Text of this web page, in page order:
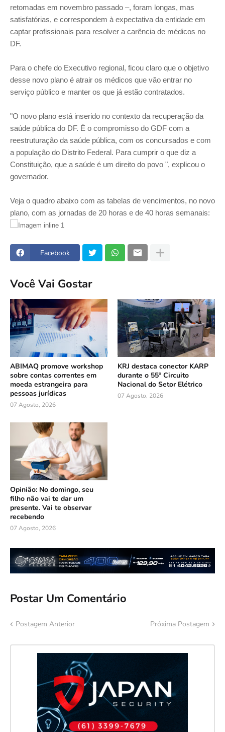
retomadas em novembro passado –, foram longas, mas
satisfatórias, e correspondem à expectativa da entidade em
captar profissionais para resolver a carência de médicos no
DF.
Para o chefe do Executivo regional, ficou claro que o objetivo
desse novo plano é atrair os médicos que vão entrar no
serviço público e manter os que já estão contratados.
"O novo plano está inserido no contexto da recuperação da
saúde pública do DF. É o compromisso do GDF com a
reestruturação da saúde pública, com os concursados e com
a população do Distrito Federal. Para cumprir o que diz a
Constituição, que a saúde é um direito do povo ", explicou o
governador.
Veja o quadro abaixo com as tabelas de vencimentos, no novo
plano, com as jornadas de 20 horas e de 40 horas semanais:
Facebook
Você Vai Gostar
ABIMAQ promove workshop
sobre contas correntes em
moeda estrangeira para
pessoas jurídicas
07 Agosto, 2026
KRJ destaca conector KARP
durante o 55º Circuito
Nacional do Setor Elétrico
07 Agosto, 2026
Opinião: No domingo, seu
filho não vai te dar um
presente. Vai te observar
recebendo
07 Agosto, 2026
Postar Um Comentário
Postagem Anterior Próxima Postagem